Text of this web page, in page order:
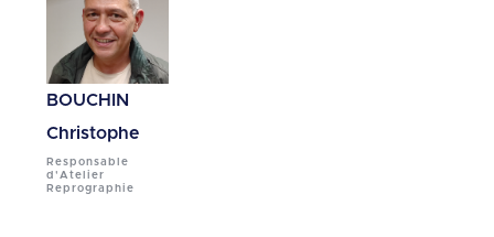
BOUCHIN
Christophe
Responsable
d'Atelier
Reprographie